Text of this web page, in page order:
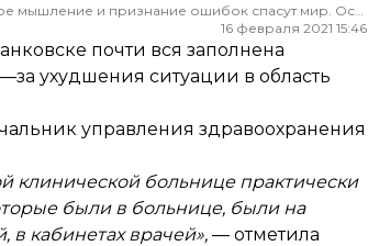
Редактор ленты новостей hromadske. Считаю, что уважение к каждому, критическое мышление и признание ошибок спасут мир. Особенно люблю новости о науке и космос
16 февраля 2021 15:46
почти вся заполнена
ухудшения ситуации в область
управления здравоохранения
клинической больнице практически
были в больнице, были на
в кабинетах врачей», — отметила